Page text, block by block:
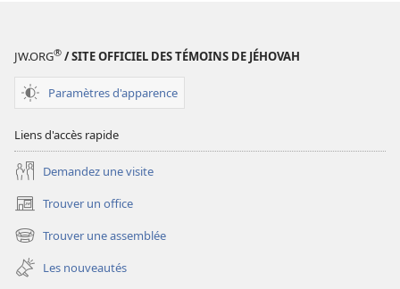
JW.ORG® / SITE OFFICIEL DES TÉMOINS DE JÉHOVAH
Paramètres d'apparence
Liens d'accès rapide
Demandez une visite
Trouver un office
(ouvre
une
nouvelle
fenêtre)
Trouver une assemblée
(ouvre
une
nouvelle
Les nouveautés